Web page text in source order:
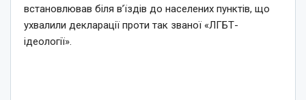
встановлював біля в’їздів до населених пунктів, що
ухвалили декларації проти так званої «ЛГБТ-
ідеології».